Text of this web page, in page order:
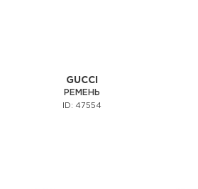
GUCCI
РЕМЕНЬ
ID: 47554